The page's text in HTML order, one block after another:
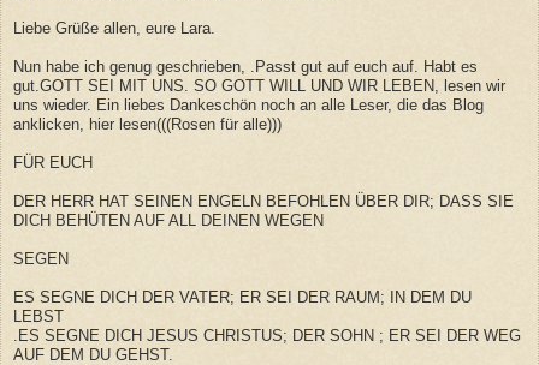
Liebe Grüße allen, eure Lara.
Nun habe ich genug geschrieben, .Passt gut auf euch auf. Habt es
gut.GOTT SEI MIT UNS. SO GOTT WILL UND WIR LEBEN, lesen wir
uns wieder. Ein liebes Dankeschön noch an alle Leser, die das Blog
anklicken, hier lesen(((Rosen für alle)))
FÜR EUCH
DER HERR HAT SEINEN ENGELN BEFOHLEN ÜBER DIR; DASS SIE
DICH BEHÜTEN AUF ALL DEINEN WEGEN
SEGEN
ES SEGNE DICH DER VATER; ER SEI DER RAUM; IN DEM DU
LEBST
.ES SEGNE DICH JESUS CHRISTUS; DER SOHN ; ER SEI DER WEG
AUF DEM DU GEHST.